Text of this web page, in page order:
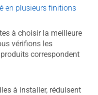
en plusieurs finitions
à choisir la meilleure
vérifions les
correspondent
à installer, réduisent